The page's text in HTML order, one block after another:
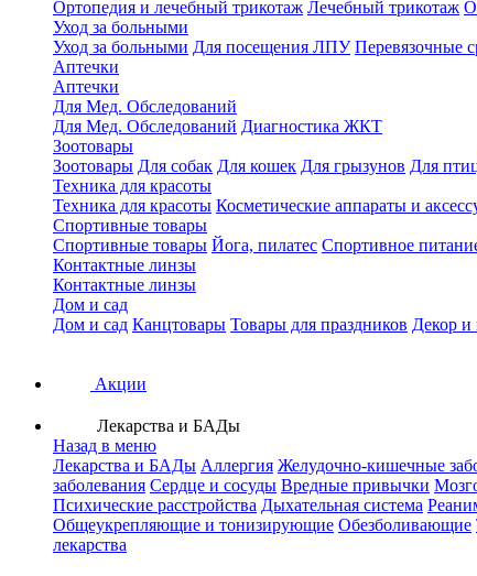
Ортопедия и лечебный трикотаж Лечебный трикотаж
Уход за больными
Уход за больными Для посещения ЛПУ Перевязочные
Аптечки
Аптечки
Для Мед. Обследований
Для Мед. Обследований Диагностика ЖКТ
Зоотовары
Зоотовары Для собак Для кошек Для грызунов Для
Техника для красоты
Техника для красоты Косметические аппараты и
Спортивные товары
Спортивные товары Йога, пилатес Спортивное
Контактные линзы
Контактные линзы
Дом и сад
Дом и сад Канцтовары Товары для праздников Декор и
Акции
Лекарства и БАДы
Назад в меню
Лекарства и БАДы Аллергия Желудочно-кишечные
заболевания Сердце и сосуды Вредные привычки
Психические расстройства Дыхательная система
Общеукрепляющие и тонизирующие Обезболивающие
лекарства